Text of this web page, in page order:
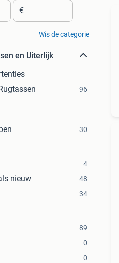
€
Wis de categorie
en Uiterlijk
96
30
4
nieuw 48
34
89
0
0